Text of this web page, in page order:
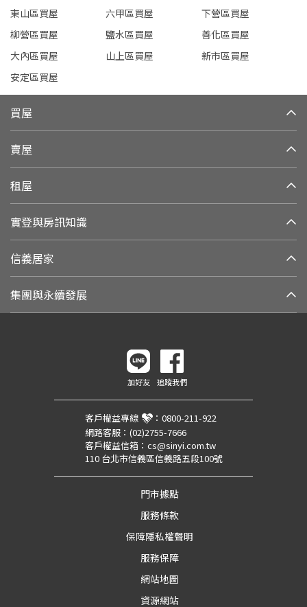
東山區買屋
六甲區買屋
下營區買屋
柳營區買屋
鹽水區買屋
善化區買屋
大內區買屋
山上區買屋
新市區買屋
安定區買屋
買屋
賣屋
租屋
實登與房訊知識
信義居家
集團與永續發展
加好友 追蹤我們
客戶權益專線 ： 0800-211-922
網路客服： (02)2755-7666
客戶權益信箱： cs@sinyi.com.tw
110 台北市信義區信義路五段100號
門市據點
服務條款
保障隱私權聲明
服務保障
網站地圖
資源網站